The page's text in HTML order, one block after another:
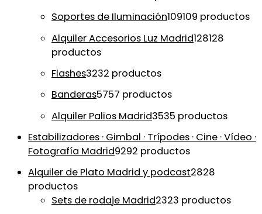
Soportes de Iluminación109109 productos
Alquiler Accesorios Luz Madrid128128
productos
Flashes3232 productos
Banderas5757 productos
Alquiler Palios Madrid3535 productos
Estabilizadores · Gimbal · Trípodes · Cine · Vídeo ·
Fotografía Madrid9292 productos
Alquiler de Plato Madrid y podcast2828
productos
Sets de rodaje Madrid2323 productos